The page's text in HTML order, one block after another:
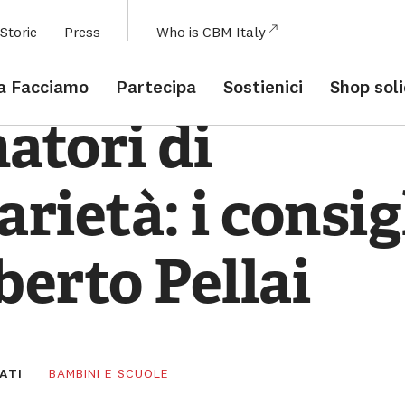
Contenuto Principale
Facciamo Partecipa Sostienici Shop
Press Who is CBM Italy
Coltiviamo l'inclusione
La Parola Agli Esperti
allenatori-
di
i
Pellai
BAMBINI E SCUOLE